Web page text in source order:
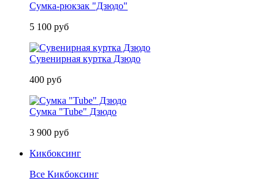
Сумка-рюкзак "Дзюдо"
5 100 руб
Сувенирная куртка Дзюдо
400 руб
Сумка "Tube" Дзюдо
3 900 руб
Кикбоксинг
Все Кикбоксинг